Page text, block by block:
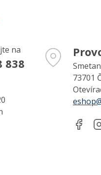
na
838
73701